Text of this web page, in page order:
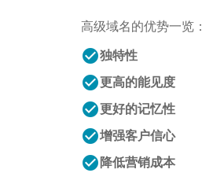
高级域名的优势一览：
check_circle独特性
check_circle更高的能见度
check_circle更好的记忆性
check_circle增强客户信心
check_circle 降低营销成本